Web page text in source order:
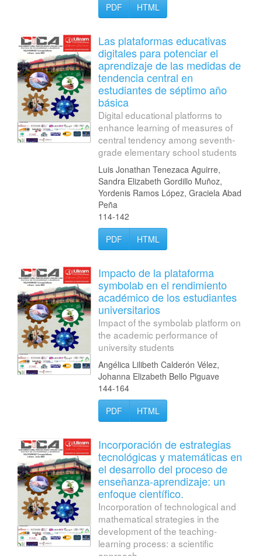
PDF
HTML
Las plataformas educativas
digitales para potenciar el
aprendizaje de las medidas de
tendencia central en
estudiantes de séptimo año
básica
Digital educational platforms to
enhance learning of measures of
central tendency among seventh-
grade elementary school students
Luis Jonathan Tenezaca Aguirre,
Sandra Elizabeth Gordillo Muñoz,
Yordenis Ramos López, Graciela Abad
Peña
114-142
PDF
HTML
Impacto de la plataforma
symbolab en el rendimiento
académico de los estudiantes
universitarios
Impact of the symbolab platform on
the academic performance of
university students
Angélica Lilibeth Calderón Vélez,
Johanna Elizabeth Bello Piguave
144-164
PDF
HTML
Incorporación de estrategias
tecnológicas y matemáticas en
el desarrollo del proceso de
enseñanza-aprendizaje: un
enfoque científico.
Incorporation of technological and
mathematical strategies in the
development of the teaching-
learning process: a scientific